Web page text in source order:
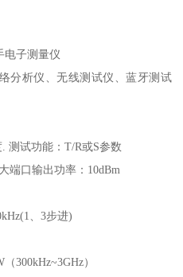
电子测量仪
分析仪、无线测试仪、蓝牙测试
测试功能：T/R或S参数
端口输出功率：10dBm
、3步进)
300kHz~3GHz）